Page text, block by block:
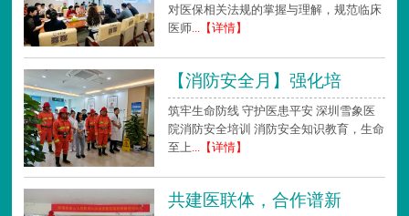
对医保相关法规的掌握与理解，规范临床
医师...【详情】
【消防安全月】强化培
筑牢生命防线 守护医患平安 深圳雪象医
院消防安全培训 消防安全知识教育，生命
至上...【详情】
共建医联体，合作谱新